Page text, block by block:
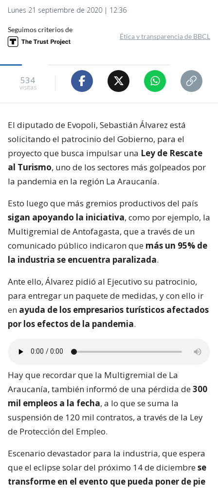
Lunes 21 septiembre de 2020 | 12:36
Seguimos criterios de
Ética y transparencia de BBCL
534
visitas
El diputado de Evopoli, Sebastián Álvarez está
solicitando el patrocinio del Gobierno, para el
proyecto que busca impulsar una Ley de Rescate
al Turismo, uno de los sectores más golpeados por
la pandemia en la región La Araucanía.
Esto luego que más gremios productivos del país
sigan apoyando la iniciativa, como por ejemplo, la
Multigremial de Antofagasta, que a través de un
comunicado público indicaron que más un 95% de
la industria se encuentra paralizada.
Ante ello, Álvarez pidió al Ejecutivo su patrocinio,
para entregar un paquete de medidas, y con ello ir
en ayuda de los empresarios turísticos afectados
por los efectos de la pandemia.
Hay que recordar que la Multigremial de La
Araucanía, también informó de una pérdida de300
mil empleos a la fecha, a lo que se suma la
suspensión de 120 mil contratos, a través de la Ley
de Protección del Empleo.
Escenario devastador para la industria, que espera
que el eclipse solar del próximo 14 de diciembrese
transforme en el evento que pueda poner de pie